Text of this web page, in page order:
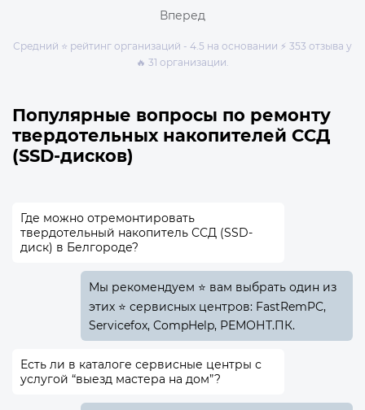
Вперед
Средний ⭐ рейтинг организаций - 4.5 на основании ⚡ 353 отзыва у
🔥 31 организации.
Популярные вопросы по ремонту
твердотельных накопителей ССД
(SSD-дисков)
Где можно отремонтировать
твердотельный накопитель ССД (SSD-
диск) в Белгороде?
Мы рекомендуем ⭐ вам выбрать один из
этих ⭐ сервисных центров: FastRemPC,
Servicefox, CompHelp, РЕМОНТ.ПК.
Есть ли в каталоге сервисные центры с
услугой “выезд мастера на дом”?